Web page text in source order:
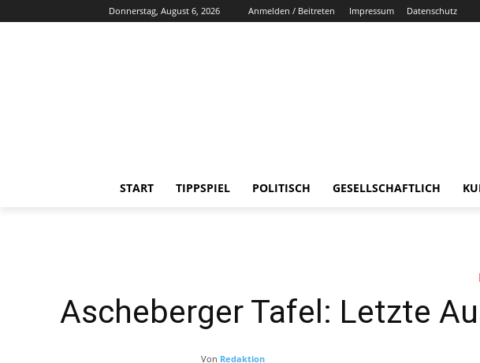
Donnerstag, August 6, 2026 Anmelden / Beitreten Impressum Datenschutz
START TIPPSPIEL POLITISCH GESELLSCHAFTLICH
Ascheberger Tafel: Letzte
Von Redaktion